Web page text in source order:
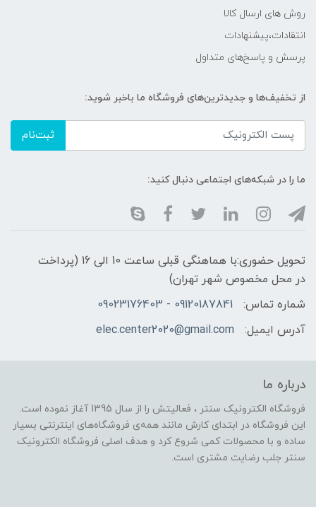
روش های ارسال کالا
انتقادات،پیشنهادات
پرسش و پاسخ‌های متداول
از تخفیف‌ها و جدیدترین‌های فروشگاه ما باخبر شوید:
ثبت‌نام
ما را در شبکه‌های اجتماعی دنبال کنید:
تحویل حضوری:با هماهنگی قبلی ساعت 10 الی 16 (پرداخت
در محل مخصوص شهر تهران)
شماره تماس:
09120187841 - 09023176403
آدرس ایمیل:
elec.center2020@gmail.com
درباره ما
فروشگاه الکترونیک سنتر ، فعالیتش را از سال 1395 آغاز نموده است.
این فروشگاه در ابتدای کارش مانند همه‌ی فروشگاه‌های اینترنتی بسیار
ساده و با محصولات کمی شروع کرد و هدف اصلی فروشگاه الکترونیک
سنتر جلب رضایت مشتری است.